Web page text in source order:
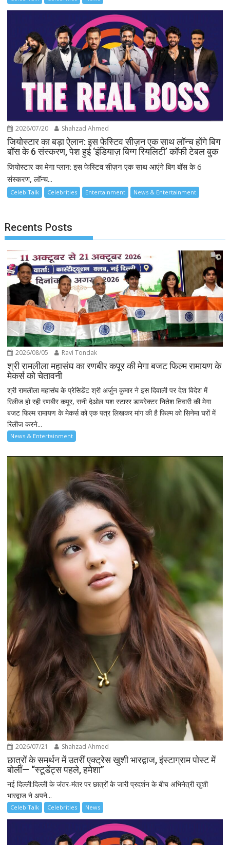
2026/07/20 Shahzad Ahmed
जियोस्टार का बड़ा ऐलान: इस फेस्टिव सीज़न एक साथ लॉन्च होंगे बिग
बॉस के 6 संस्करण, पेश हुई ‘इंडियाज़ बिग्ग रियलिटी’ कॉफी टेबल बुक
जियोस्टार का मेगा प्लान: इस फेस्टिव सीज़न एक साथ आएंगे बिग बॉस के 6
संस्करण, लॉन्च...
Celeb Talk Celebrities Entertainment News & Entertainment
Recents Posts
2026/08/05 Ravi Tondak
श्री रामलीला महासंघ का रणबीर कपूर की मेगा बजट फिल्म रामायण के
मेकर्स को चेतावनी
श्री रामलीला महासंघ के प्रेसिडेंट श्री अर्जुन कुमार ने इस दिवाली पर देश विदेश में
रिलीज हो रही रणबीर कपूर, सनी देओल यश स्टारर डायरेक्टर नितेश तिवारी की मेगा
बजट फिल्म रामायण के मेकर्स को एक पत्र लिखकर मांग की है फिल्म को सिनेमा घरों में
रिलीज करने...
News & Entertainment
2026/07/21 Shahzad Ahmed
छात्रों के समर्थन में उतरीं एक्ट्रेस खुशी भारद्वाज, इंस्टाग्राम पोस्ट में
बोलीं— “स्टूडेंट्स पहले, हमेशा”
नई दिल्ली:दिल्ली के जंतर-मंतर पर छात्रों के जारी प्रदर्शन के बीच अभिनेत्री खुशी
भारद्वाज ने अपने...
Celeb Talk Celebrities News